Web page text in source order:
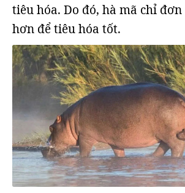
tiêu hóa. Do đó, hà mã chỉ
hơn để tiêu hóa tốt.